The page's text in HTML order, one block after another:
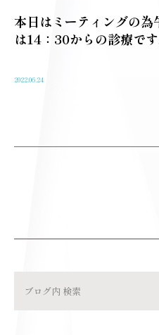
本日はミーティングの
は14：30からの診療です
2022.06.24